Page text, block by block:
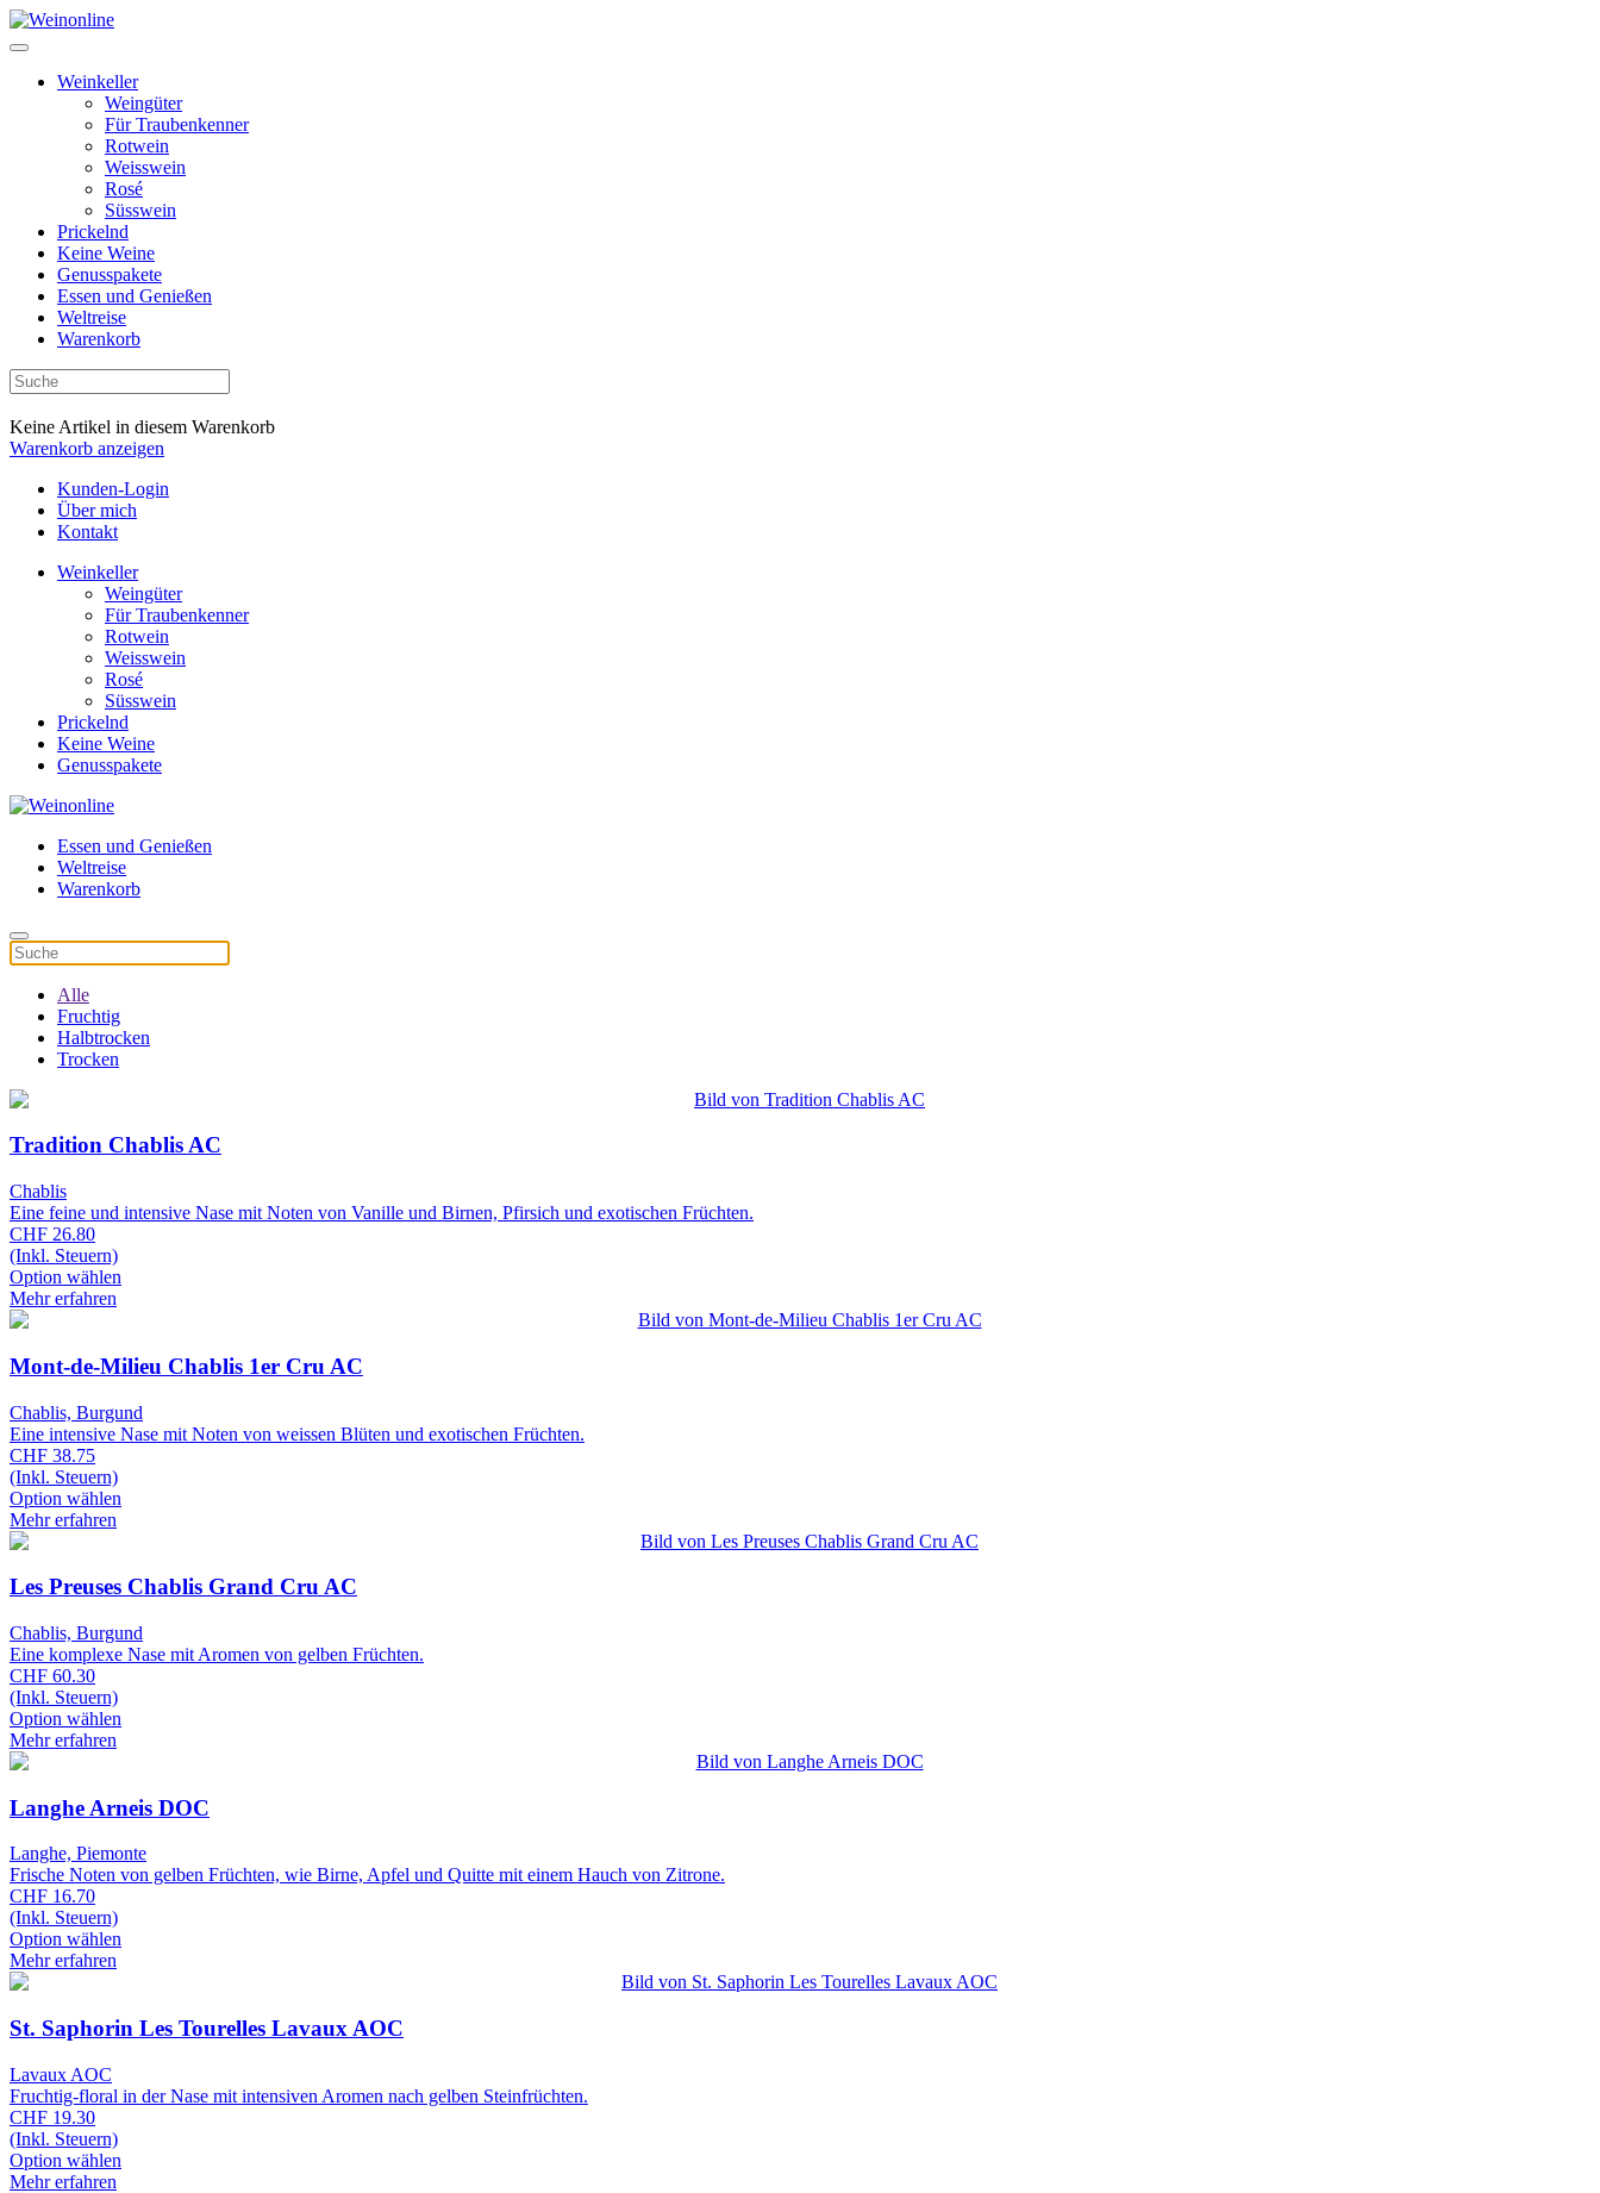
Weinkeller
Weingüter
Für Traubenkenner
Rotwein
Weisswein
Rosé
Süsswein
Prickelnd
Keine Weine
Genusspakete
Essen und Genießen
Weltreise
Warenkorb
Keine Artikel in diesem Warenkorb
Warenkorb anzeigen
Kunden-Login
Über mich
Kontakt
Weinkeller
Weingüter
Für Traubenkenner
Rotwein
Weisswein
Rosé
Süsswein
Prickelnd
Keine Weine
Genusspakete
Essen und Genießen
Weltreise
Warenkorb
Alle
Fruchtig
Halbtrocken
Trocken
Tradition Chablis AC
Chablis
Eine feine und intensive Nase mit Noten von Vanille und Birnen, Pfirsich und exotischen Früchten.
CHF 26.80
(Inkl. Steuern)
Option wählen
Mehr erfahren
Mont-de-Milieu Chablis 1er Cru AC
Chablis, Burgund
Eine intensive Nase mit Noten von weissen Blüten und exotischen Früchten.
CHF 38.75
(Inkl. Steuern)
Option wählen
Mehr erfahren
Les Preuses Chablis Grand Cru AC
Chablis, Burgund
Eine komplexe Nase mit Aromen von gelben Früchten.
CHF 60.30
(Inkl. Steuern)
Option wählen
Mehr erfahren
Langhe Arneis DOC
Langhe, Piemonte
Frische Noten von gelben Früchten, wie Birne, Apfel und Quitte mit einem Hauch von Zitrone.
CHF 16.70
(Inkl. Steuern)
Option wählen
Mehr erfahren
St. Saphorin Les Tourelles Lavaux AOC
Lavaux AOC
Fruchtig-floral in der Nase mit intensiven Aromen nach gelben Steinfrüchten.
CHF 19.30
(Inkl. Steuern)
Option wählen
Mehr erfahren